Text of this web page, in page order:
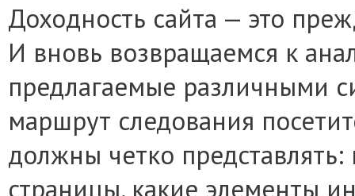
Доходность сайта — это
И вновь возвращаемся к
предлагаемые различными
маршрут следования
должны четко представлять:
страницы, какие элементы